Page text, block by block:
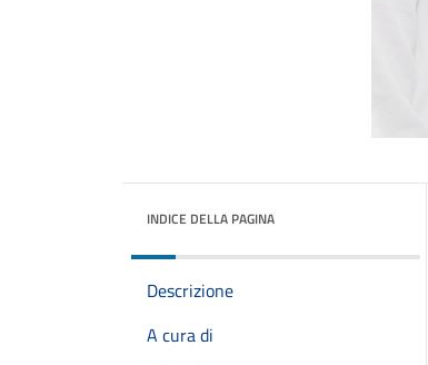
INDICE DELLA PAGINA
Descrizione
A cura di